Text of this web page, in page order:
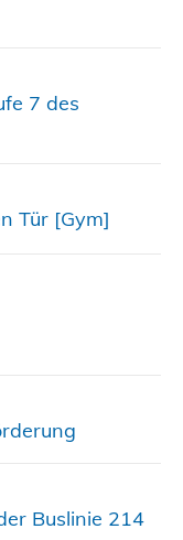
7 des
Tür [Gym]
Buslinie 214